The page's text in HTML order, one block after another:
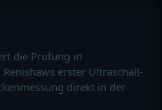
die Prüfung in
erster Ultraschall-
direkt in der